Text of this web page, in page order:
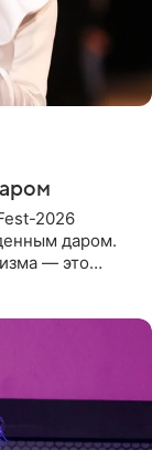
2026
даром.
— это